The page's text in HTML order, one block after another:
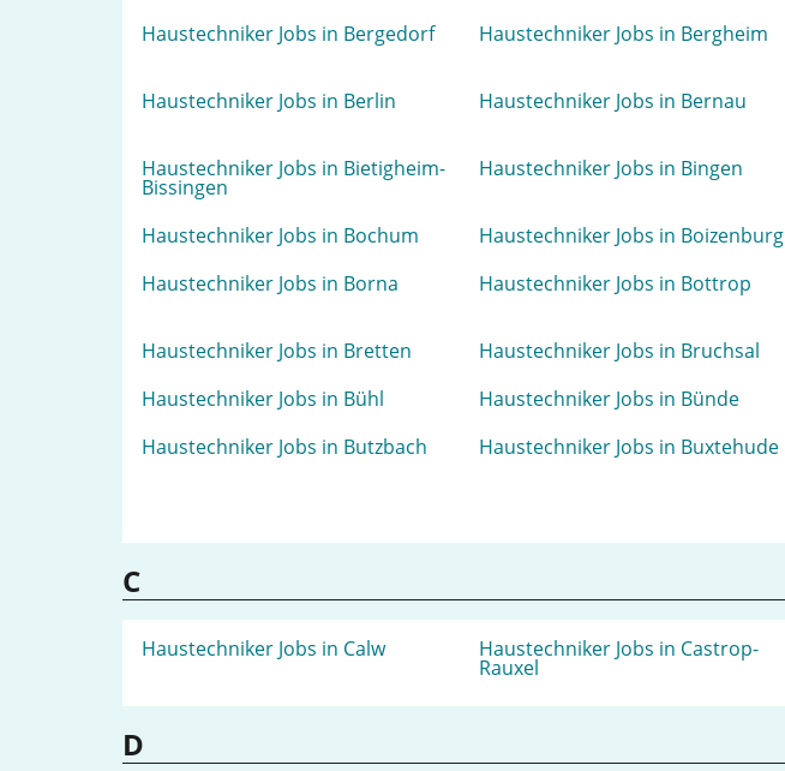
Haustechniker Jobs in Bergedorf Haustechniker Jobs in Bergheim
Haustechniker Jobs in Berlin Haustechniker Jobs in Bernau
Haustechniker Jobs in Bietigheim-
Bissingen
Haustechniker Jobs in Bingen
Haustechniker Jobs in Bochum Haustechniker Jobs in Boizenburg
Haustechniker Jobs in Borna
Haustechniker Jobs in Bottrop
Haustechniker Jobs in Bretten Haustechniker Jobs in Bruchsal
Haustechniker Jobs in Bühl
Haustechniker Jobs in Bünde
Haustechniker Jobs in Butzbach
Haustechniker Jobs in Buxtehude
C
Haustechniker Jobs in Calw Haustechniker Jobs in Castrop-
Rauxel
D